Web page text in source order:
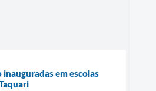
inauguradas em escolas